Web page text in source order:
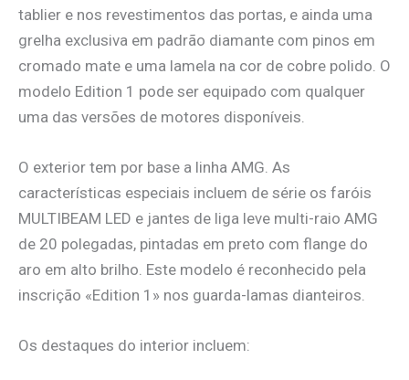
tablier e nos revestimentos das portas, e ainda uma
grelha exclusiva em padrão diamante com pinos em
cromado mate e uma lamela na cor de cobre polido. O
modelo Edition 1 pode ser equipado com qualquer
uma das versões de motores disponíveis.
O exterior tem por base a linha AMG. As
características especiais incluem de série os faróis
MULTIBEAM LED e jantes de liga leve multi-raio AMG
de 20 polegadas, pintadas em preto com flange do
aro em alto brilho. Este modelo é reconhecido pela
inscrição «Edition 1» nos guarda-lamas dianteiros.
Os destaques do interior incluem: